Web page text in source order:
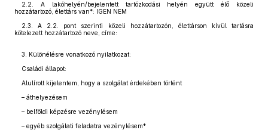
2.2. A lakóhelyén/bejelentett tartózkodási helyén együtt élő közeli
hozzátartozó, élettárs van*: IGEN NEM
2.3. A 2.2. pont szerinti közeli hozzátartozón, élettárson kívül tartásra
kötelezett hozzátartozó neve, címe:
3. Különélésre vonatkozó nyilatkozat:
Családi állapot:
Alulírott kijelentem, hogy a szolgálat érdekében történt
– áthelyezésem
– belföldi képzésre vezénylésem
– egyéb szolgálati feladatra vezénylésem*